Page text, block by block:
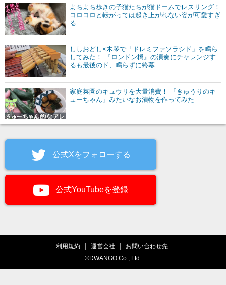
よちよち歩きの子猫たちが猫ドームでレスリング！
コロコロと転がっては起き上がれない姿が可愛すぎ
る
ししおどし×木琴で「ドレミファソラシド」を鳴ら
してみた！ 『ロンドン橋』の演奏にチャレンジす
るも最後のド、鳴らずに終幕
家庭菜園のキュウリを大量消費！ 「きゅうりのキ
ューちゃん」みたいなお漬物を作ってみた
公式Xをフォローする
公式YouTubeを登録
利用規約 運営会社
お問い合わせ先
©DWANGO Co., Ltd.